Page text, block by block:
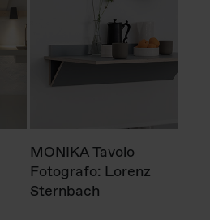
MONIKA Tavolo
Fotografo: Lorenz
Sternbach